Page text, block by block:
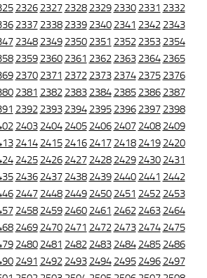
2326 2327 2328 2329 2330 2331 2332
2337 2338 2339 2340 2341 2342 2343
2348 2349 2350 2351 2352 2353 2354
2359 2360 2361 2362 2363 2364 2365
2370 2371 2372 2373 2374 2375 2376
2381 2382 2383 2384 2385 2386 2387
2392 2393 2394 2395 2396 2397 2398
2403 2404 2405 2406 2407 2408 2409
2414 2415 2416 2417 2418 2419 2420
2425 2426 2427 2428 2429 2430 2431
2436 2437 2438 2439 2440 2441 2442
2447 2448 2449 2450 2451 2452 2453
2458 2459 2460 2461 2462 2463 2464
2469 2470 2471 2472 2473 2474 2475
2480 2481 2482 2483 2484 2485 2486
2491 2492 2493 2494 2495 2496 2497